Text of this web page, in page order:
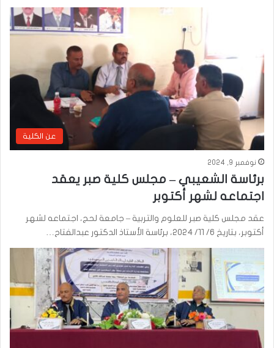
عن الكلية
نوفمبر 9, 2024
برئاسة الشعيبي – مجلس كلية صبر يعقد
اجتماعه لشهر أكتوبر
عقد مجلس كلية صبر للعلوم والتربية – جامعة لحج، اجتماعه لشهر
أكتوبر، بتاريخ ٦/ ١١/ ٢٠٢٤، برئاسة الأستاذ الدكتور عبدالفتاح…